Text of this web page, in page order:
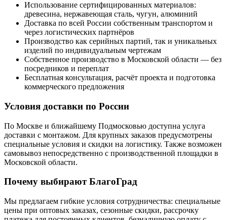
Использование сертифицированных материалов:
древесина, нержавеющая сталь, чугун, алюминий
Доставка по всей России собственным транспортом и
через логистических партнёров
Производство как серийных партий, так и уникальных
изделий по индивидуальным чертежам
Собственное производство в Московской области — без
посредников и переплат
Бесплатная консультация, расчёт проекта и подготовка
коммерческого предложения
Условия доставки по России
По Москве и ближайшему Подмосковью доступна услуга
доставки с монтажом. Для крупных заказов предусмотрены
специальные условия и скидки на логистику. Также возможен
самовывоз непосредственно с производственной площадки в
Московской области.
Почему выбирают БлагоГрад
Мы предлагаем гибкие условия сотрудничества: специальные
цены при оптовых заказах, сезонные скидки, рассрочку